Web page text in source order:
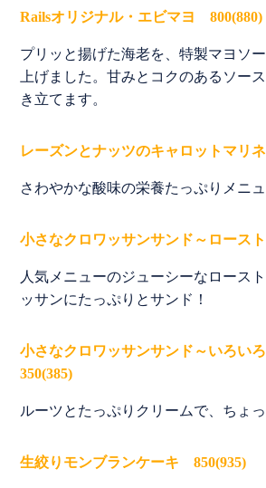
Railsオリジナル・エビマヨ 800(880)
プリッと揚げた海老を、特製マヨソ
上げました。甘みとコクのあるソー
き立てます。
レーズンとナッツのキャロットマリ
さわやかな酸味の栄養たっぷりメニュ
小さなクロワッサンサンド～ロース
人気メニューのジューシーなロース
ッサンにたっぷりとサンド！
小さなクロワッサンサンド～いろい
350(385)
ルーツとたっぷりクリームで、ちょっ
生絞りモンブランケーキ 850(935)